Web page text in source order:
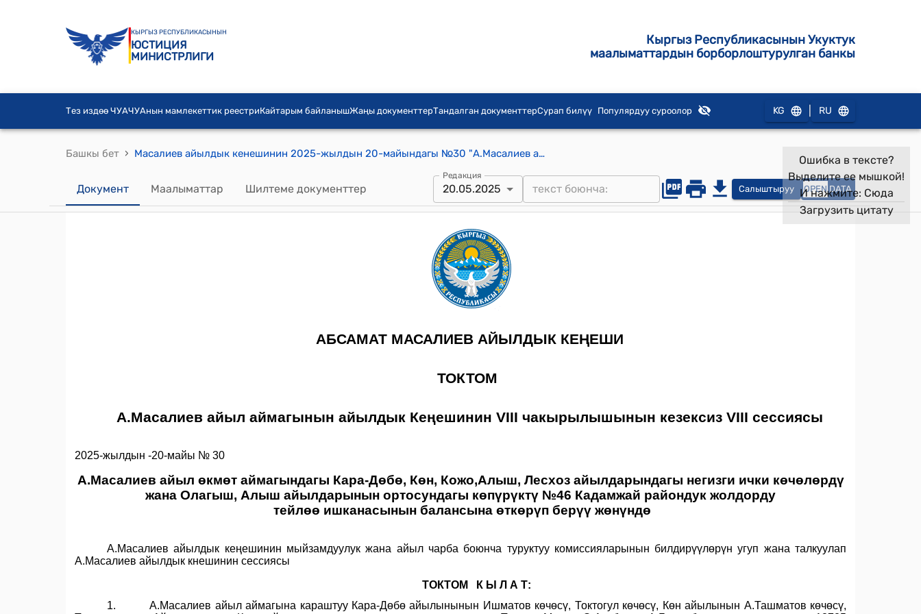
КЫРГЫЗ РЕСПУБЛИКАСЫНЫН
ЮСТИЦИЯ
МИНИСТРЛИГИ
Кыргыз Республикасынын Укуктук
маалыматтардын борборлоштурулган банкы
Тез издөө ЧУАЧУАнын мамлекеттик реестриКайтарым байланышЖаңы документтерТандалган документтерСурап билүү Популярдуу суроолор KG RU
Башкы бет › Масалиев айылдык кенешинин 2025-жылдын 20-майындагы №30 "А.Масалиев айыл өкмөт аймагындагы Кара-Дөбө, Көн, Кожо,Алыш, Лесхоз айылдарындагы негизги ички көчөлөрдү жана Олагыш, Алыш айылдарынын ортосундагы көпүрүктү №46 Кадамжай райондук жолдорду тейлөө ишканасынын балансына өткөрүп берүү жөнүндө" токтому
Документ Маалыматтар Шилтеме документтер
Редакция
20.05.2025 Салыштыруу OPEN DATA
Ошибка в тексте?
Выделите ее мышкой!
И нажмите: Сюда
Загрузить цитату